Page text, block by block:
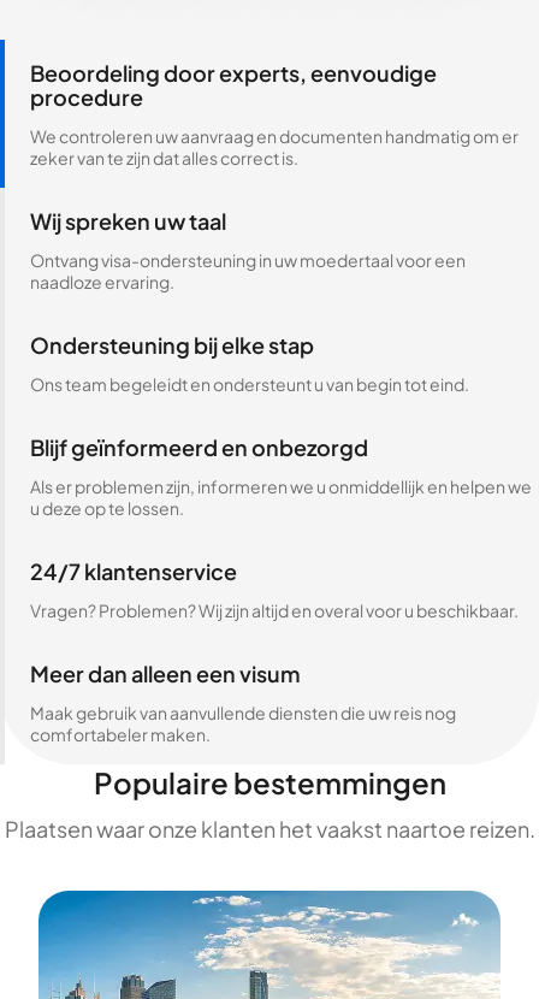
Beoordeling door experts, eenvoudige
procedure
We controleren uw aanvraag en documenten handmatig om er
zeker van te zijn dat alles correct is.
Wij spreken uw taal
Ontvang visa-ondersteuning in uw moedertaal voor een
naadloze ervaring.
Ondersteuning bij elke stap
Ons team begeleidt en ondersteunt u van begin tot eind.
Blijf geïnformeerd en onbezorgd
Als er problemen zijn, informeren we u onmiddellijk en helpen we
u deze op te lossen.
24/7 klantenservice
Vragen? Problemen? Wij zijn altijd en overal voor u beschikbaar.
Meer dan alleen een visum
Maak gebruik van aanvullende diensten die uw reis nog
comfortabeler maken.
Populaire bestemmingen
Plaatsen waar onze klanten het vaakst naartoe reizen.